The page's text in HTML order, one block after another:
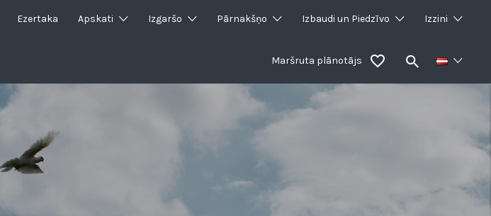
Ezertaka Apskati Izgaršo Pārnakšņo Izbaudi un Piedzīvo Izzini
Maršruta plānotājs